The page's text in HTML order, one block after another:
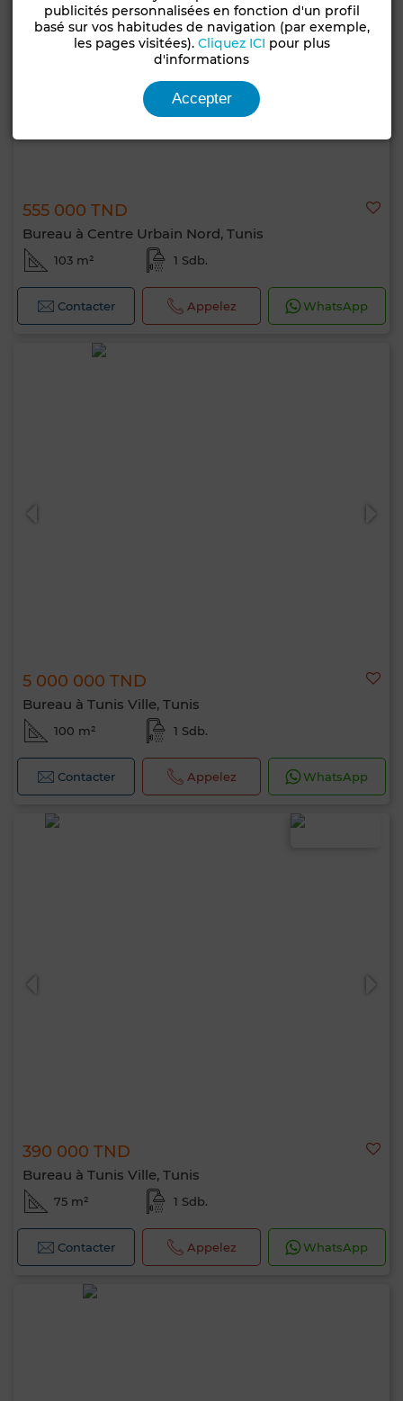
555 000 TND
Bureau à Centre Urbain Nord, Tunis
103 m² 1 Sdb.
Contacter Appelez WhatsApp
5 000 000 TND
Bureau à Tunis Ville, Tunis
100 m² 1 Sdb.
Contacter Appelez WhatsApp
390 000 TND
Bureau à Tunis Ville, Tunis
75 m² 1 Sdb.
Contacter Appelez WhatsApp
publicités personnalisées en fonction d'un profil
basé sur vos habitudes de navigation (par exemple,
les pages visitées). Cliquez ICI pour plus
d'informations
Accepter